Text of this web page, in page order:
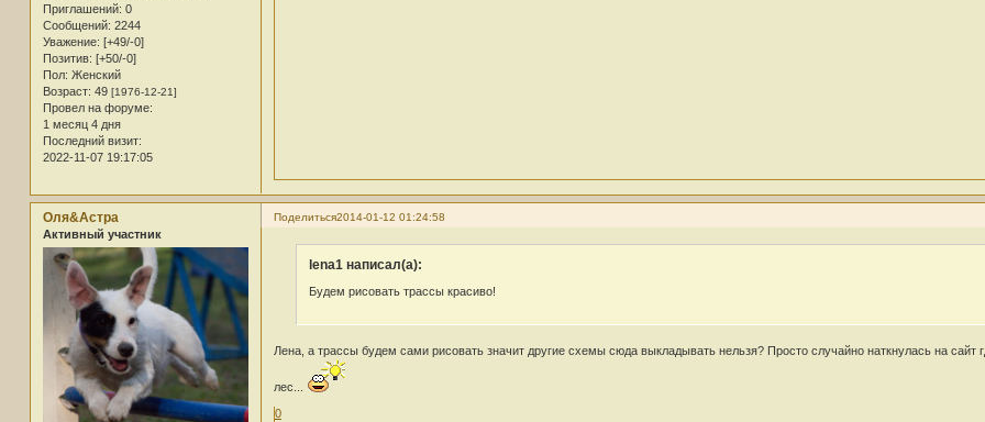
Приглашений: 0
Сообщений: 2244
Уважение: [+49/-0]
Позитив: [+50/-0]
Пол: Женский
Возраст: 49 [1976-12-21]
Провел на форуме:
1 месяц 4 дня
Последний визит:
2022-11-07 19:17:05
Поделиться2014-01-12 01:24:58
Оля&Астра
Активный участник
lena1 написал(а):
Будем рисовать трассы красиво!
Лена, а трассы будем сами рисовать значит другие схемы сюда выкладывать нельзя? Просто случайно наткнулась на сайт
лес...
0